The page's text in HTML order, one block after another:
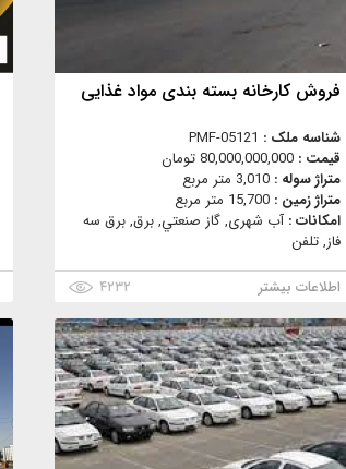
فروش کارخانه بسته بندی مواد غذایی
شناسه ملک : PMF-05121
قیمت : 80,000,000,000 تومان
متراژ سوله : 3,010 متر مربع
متراژ زمین : 15,700 متر مربع
امکانات :آب شهری, گاز صنعتي, برق, برق سه
فاز, تلفن
اطلاعات بیشتر
۴۲۳۲